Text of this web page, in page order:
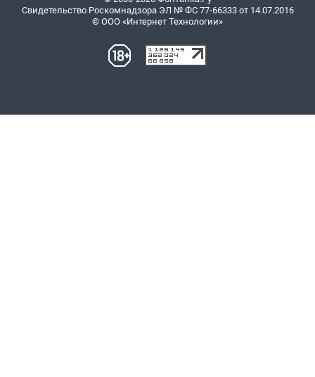
Свидетельство Роскомнадзора ЭЛ № ФС 77-66333 от 14.07.2016
© ООО «Интернет Технологии»